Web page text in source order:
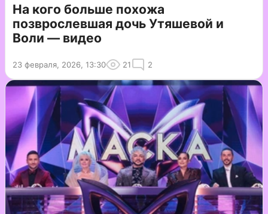
На кого больше похожа
позврослевшая дочь Утяшевой и
Воли — видео
23 февраля, 2026, 13:30 21 2